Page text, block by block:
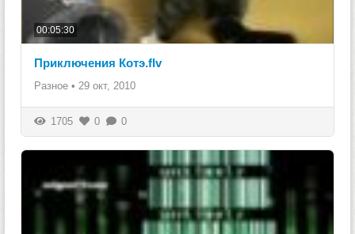
00:05:30
Приключения Котэ.flv
Разное • 29 окт, 2010
1705 0 0